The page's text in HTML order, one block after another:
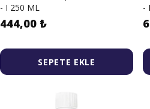
- I 250 ML
444,00 ₺
SEPETE EKLE
-